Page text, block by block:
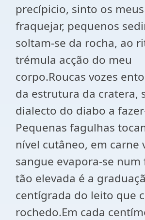
precípicio, sinto os
fraquejar, pequenos
soltam-se da rocha, ao
trémula acção do meu
corpo.Roucas vozes
da estrutura da cratera,
dialecto do diabo a
Pequenas fagulhas
nível cutâneo, em carne
sangue evapora-se num
tão elevada é a
centígrada do leito que
rochedo.Em cada